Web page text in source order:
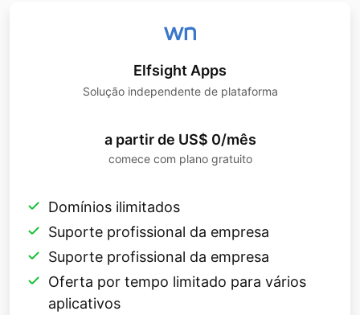
Elfsight Apps
Solução independente de plataforma
a partir de US$ 0/mês
comece com plano gratuito
Domínios ilimitados
Suporte profissional da empresa
Suporte profissional da empresa
Oferta por tempo limitado para vários
aplicativos